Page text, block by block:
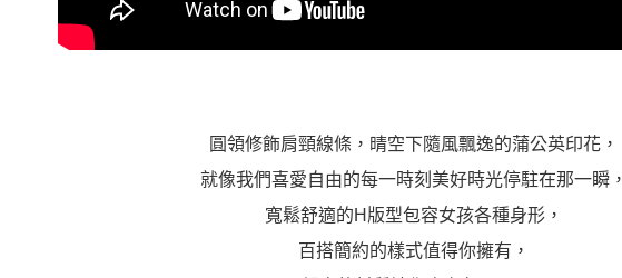
圓領修飾肩頸線條，晴空下隨風飄逸的蒲公英印花，
就像我們喜愛自由的每一時刻美好時光停駐在那一瞬，
寬鬆舒適的H版型包容女孩各種身形，
百搭簡約的樣式值得你擁有，